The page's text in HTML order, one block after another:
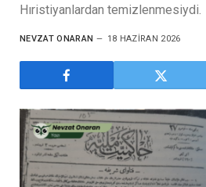
Hıristiyanlardan temizlenmesiydi.
NEVZAT ONARAN 18 HAZIRAN 2026